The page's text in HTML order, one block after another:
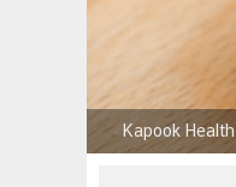
Kapook Health